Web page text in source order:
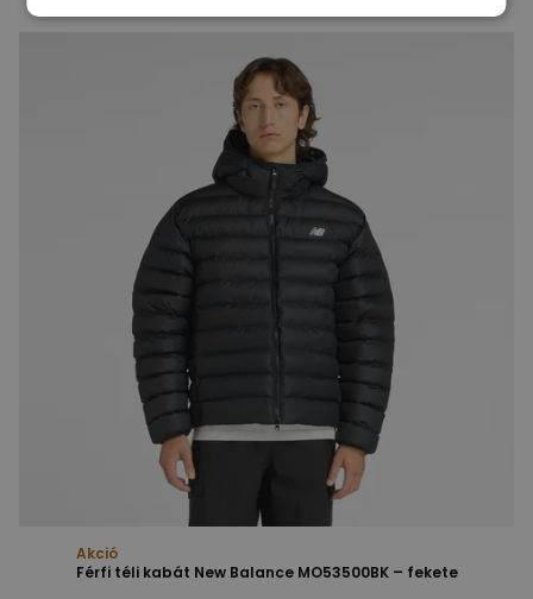
Akció
Férfi téli kabát New Balance MO53500BK – fekete